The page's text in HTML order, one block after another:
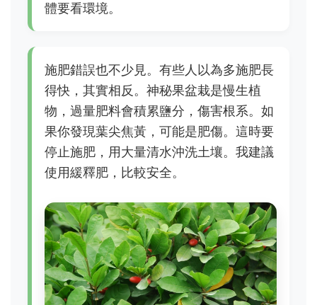
體要看環境。
施肥錯誤也不少見。有些人以為多施肥長
得快，其實相反。神秘果盆栽是慢生植
物，過量肥料會積累鹽分，傷害根系。如
果你發現葉尖焦黃，可能是肥傷。這時要
停止施肥，用大量清水沖洗土壤。我建議
使用緩釋肥，比較安全。